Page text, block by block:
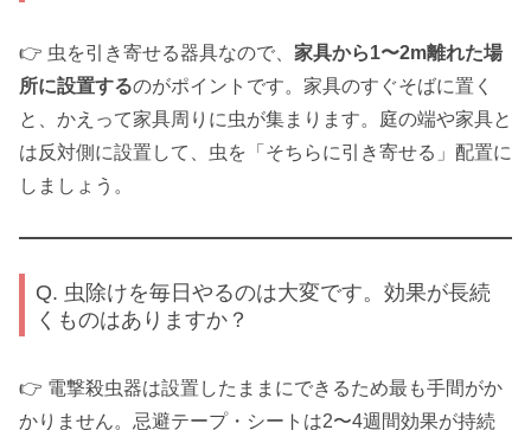
👉 虫を引き寄せる器具なので、 家具から1〜2m離れた場
所に設置するのがポイントです。家具のすぐそばに置く
と、かえって家具周りに虫が集まります。庭の端や家具と
は反対側に設置して、虫を「そちらに引き寄せる」配置に
しましょう。
Q. 虫除けを毎日やるのは大変です。効果が長続
くものはありますか？
👉 電撃殺虫器は設置したままにできるため最も手間がか
かりません。忌避テープ・シートは2〜4週間効果が持続